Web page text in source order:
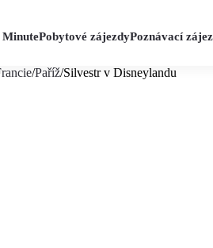
MinutePobytové zájezdyPoznávací
/Paříž/Silvestr v Disneylandu